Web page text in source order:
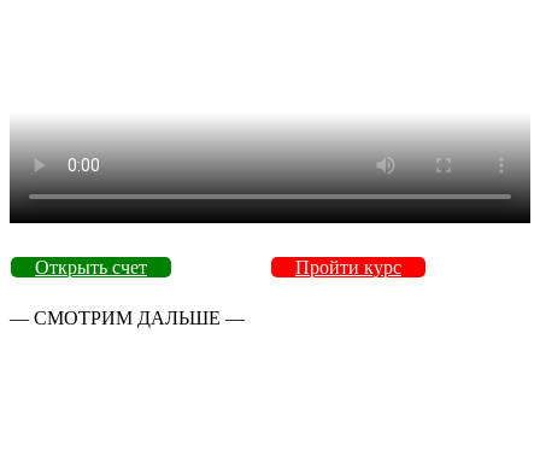
Открыть счет Пройти курс
— СМОТРИМ ДАЛЬШЕ —